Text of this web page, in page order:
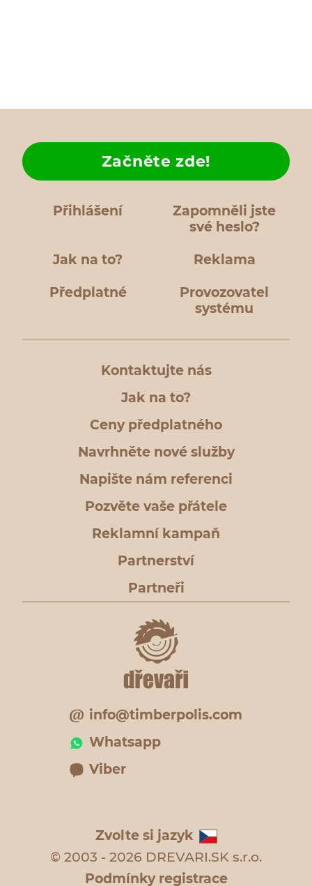
Přihlášení
Zapomněli jste
své heslo?
Jak na to?
Začněte zde!
Reklama
Předplatné
Provozovatel
systému
Kontaktujte nás
Jak na to?
Ceny předplatného
Navrhněte nové služby
Napište nám referenci
Pozvěte vaše přátele
Reklamní kampaň
Partnerství
Partneři
info@timberpolis.com
Whatsapp
Viber
Zvolte si jazyk
© 2003 - 2026 DREVARI.SK s.r.o.
Podmínky registrace